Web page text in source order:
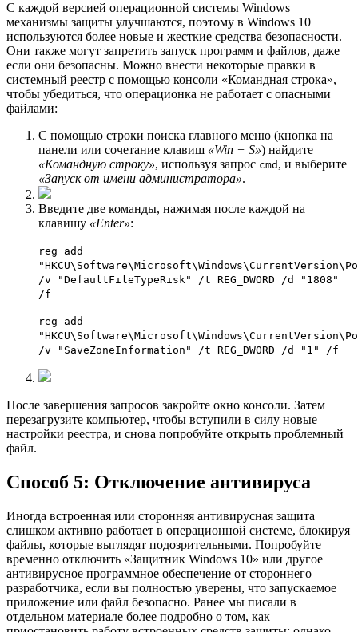
С каждой версией операционной системы Windows
механизмы защиты улучшаются, поэтому в Windows 10
используются более новые и жесткие средства безопасности.
Они также могут запретить запуск программ и файлов, даже
если они безопасны. Можно внести некоторые правки в
системный реестр с помощью консоли «Командная строка»,
чтобы убедиться, что операционка не работает с опасными
файлами:
С помощью строки поиска главного меню (кнопка на
панели или сочетание клавиш «Win + S») найдите
«Командную строку», используя запрос cmd , и выберите
«Запуск от имени администратора».
Введите две команды, нажимая после каждой на
клавишу «Enter»:
reg add
/v "DefaultFileTypeRisk" /t REG_DWORD /d "1808"
/f
reg add
/v "SaveZoneInformation" /t REG_DWORD /d "1" /f
После завершения запросов закройте окно консоли. Затем
перезагрузите компьютер, чтобы вступили в силу новые
настройки реестра, и снова попробуйте открыть проблемный
файл.
Способ 5: Отключение антивируса
Иногда встроенная или сторонняя антивирусная защита
слишком активно работает в операционной системе, блокируя
файлы, которые выглядят подозрительными. Попробуйте
временно отключить «Защитник Windows 10» или другое
антивирусное программное обеспечение от стороннего
разработчика, если вы полностью уверены, что запускаемое
приложение или файл безопасно. Ранее мы писали в
отдельном материале более подробно о том, как